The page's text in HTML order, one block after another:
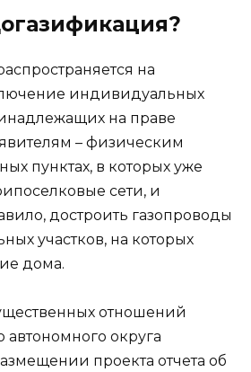
на
индивидуальных
на праве
– физическим
пунктах, в которых уже
сети, и
достроить газопроводы
участков, на которых
дома.
отношений
округа
проекта отчета об